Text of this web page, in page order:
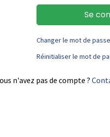
Se
Changer le mot de passe
Réinitialiser le mot de
n'avez pas de compte ?